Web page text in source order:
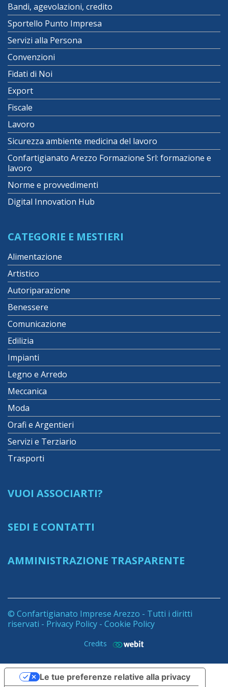
Bandi, agevolazioni, credito
Sportello Punto Impresa
Servizi alla Persona
Convenzioni
Fidati di Noi
Export
Fiscale
Lavoro
Sicurezza ambiente medicina del lavoro
Confartigianato Arezzo Formazione Srl: formazione e
lavoro
Norme e provvedimenti
Digital Innovation Hub
CATEGORIE E MESTIERI
Alimentazione
Artistico
Autoriparazione
Benessere
Comunicazione
Edilizia
Impianti
Legno e Arredo
Meccanica
Moda
Orafi e Argentieri
Servizi e Terziario
Trasporti
VUOI ASSOCIARTI?
SEDI E CONTATTI
AMMINISTRAZIONE TRASPARENTE
© Confartigianato Imprese Arezzo - Tutti i diritti
riservati - Privacy Policy - Cookie Policy
Credits
Le tue preferenze relative alla privacy